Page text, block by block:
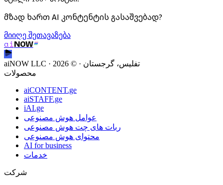
მზად ხართ AI კონტენტის გასაშვებად?
მიიღე შეთავაზება
aiNOW
aiNOW LLC · تفلیس، گرجستان · ©
2026
محصولات
aiCONTENT.ge
aiSTAFF.ge
iAI.ge
عوامل هوش مصنوعی
ربات های چت هوش مصنوعی
محتوای هوش مصنوعی
AI for business
خدمات
شرکت